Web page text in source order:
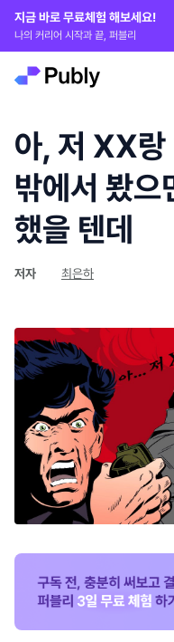
지금 바로 무료체험 해보세요!
나의 커리어 시작과 끝, 퍼블리
아, 저 XX랑
밖에서 봤으
했을 텐데
저자 최은하